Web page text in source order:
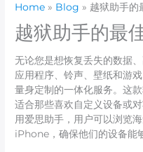
Home Blog 越狱助手的
越狱助手的最
无论您是想恢复丢失的数据
应用程序、铃声、壁纸和游
量身定制的一体化服务。这
适合那些喜欢自定义设备或
用爱思助手，用户可以浏览
iPhone，确保他们的设备能